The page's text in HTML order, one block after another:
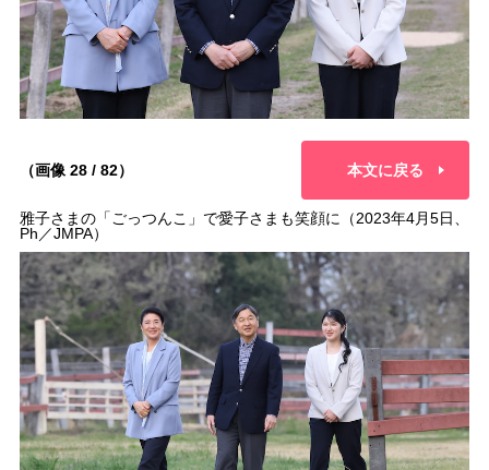
（画像 28 / 82） 本文に戻る
雅子さまの「ごっつんこ」で愛子さまも笑顔に（2023年4月5日、
Ph／JMPA）